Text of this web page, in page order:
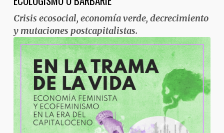
Crisis ecosocial, economía verde, decrecimiento
y mutaciones postcapitalistas.